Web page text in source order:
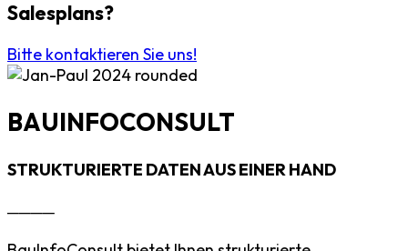
Salesplans?
Bitte kontaktieren Sie uns!
BAUINFOCONSULT
STRUKTURIERTE DATEN AUS EINER HAND
────